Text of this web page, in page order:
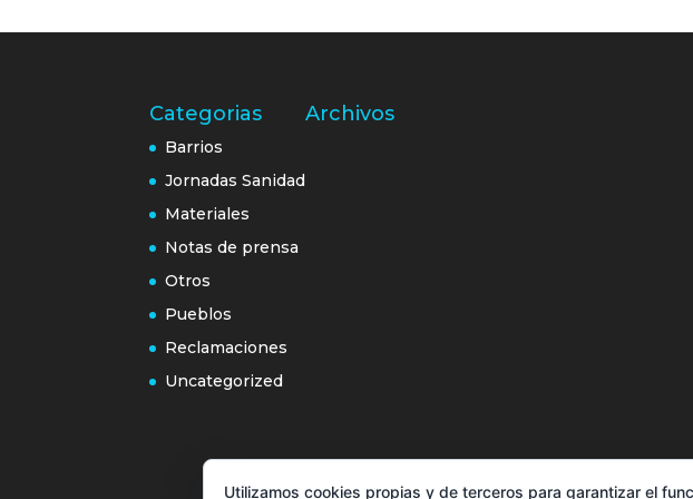
Categorias
Barrios
Jornadas Sanidad
Materiales
Notas de prensa
Otros
Pueblos
Reclamaciones
Uncategorized
Archivos
Utilizamos cookies propias y de terceros para garantizar el